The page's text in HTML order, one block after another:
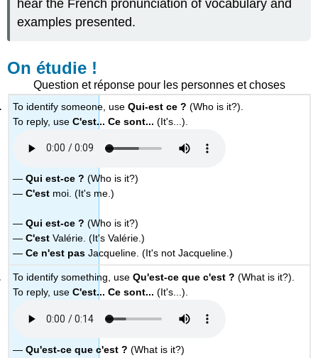
hear the French pronunciation of vocabulary and
examples presented.
On étudie !
Question et réponse pour les personnes et choses
To identify someone, useQui-est ce ? (Who is it?).
To reply, useC'est... Ce sont...(It's...).
—Qui est-ce ? (Who is it?)
—C'est moi. (It's me.)
—Qui est-ce ? (Who is it?)
—C'est Valérie. (It's Valérie.)
—Ce n'est pasJacqueline. (It's not Jacqueline.)
To identify something, useQu'est-ce que c'est ? (What is it?).
To reply, useC'est... Ce sont...(It's...).
—Qu'est-ce que c'est ?(What is it?)